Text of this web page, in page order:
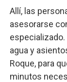
Allí, las
asesorarse
agua y
Roque, para
minutos